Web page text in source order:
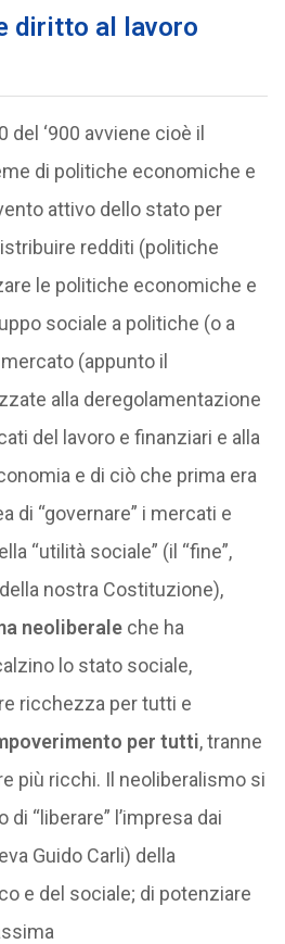
diritto al lavoro
del ‘900 avviene cioè il
di politiche economiche e
attivo dello stato per
redditi (politiche
le politiche economiche e
sociale a politiche (o a
(appunto il
alla deregolamentazione
del lavoro e finanziari e alla
e di ciò che prima era
di “governare” i mercati e
“utilità sociale” (il “fine”,
nostra Costituzione),
neoliberaleche ha
lo stato sociale,
ricchezza per tutti e
per tutti, tranne
più ricchi. Il neoliberalismo si
“liberare” l’impresa dai
Guido Carli) della
e del sociale; di potenziare